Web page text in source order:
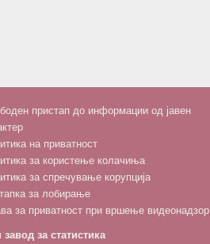
пристап до информации од јавен
на приватност
за користење колачиња
за спречување корупција
за лобирање
за приватност при вршење видеонадзор
за статистика